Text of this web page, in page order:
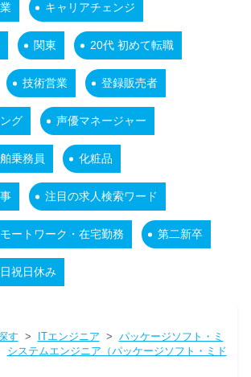
キャリアチェンジ
関東 20代 初めて転職
技術営業 登録販売者
グ 声優マネージャー
乗務員 化粧品
注目の求人検索ワード
モートワーク・在宅勤務 第二新卒
祝日休み
す > ITエンジニア > パッケージソフト・ミ
システムエンジニア（パッケージソフト・ミド